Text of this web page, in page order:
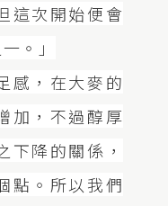
這次開始便會
。」
感，在大麥的
加，不過醇厚
下降的關係，
點。所以我們